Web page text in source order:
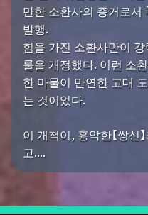
만한 소환사의 증거로서
발행.
힘을 가진 소환사만이
룰을 개정했다. 이런 소
한 마물이 만연한 고대
는 것이었다.
이 개척이, 흉악한【쌍신
고....